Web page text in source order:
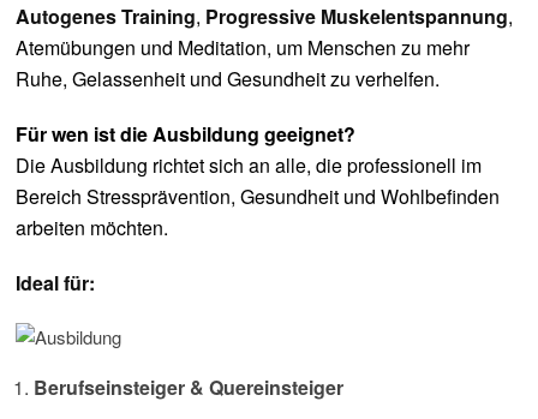
Autogenes Training, Progressive Muskelentspannung,
Atemübungen und Meditation, um Menschen zu mehr
Ruhe, Gelassenheit und Gesundheit zu verhelfen.
Für wen ist die Ausbildung geeignet?
Die Ausbildung richtet sich an alle, die professionell im
Bereich Stressprävention, Gesundheit und Wohlbefinden
arbeiten möchten.
Ideal für:
Berufseinsteiger & Quereinsteiger